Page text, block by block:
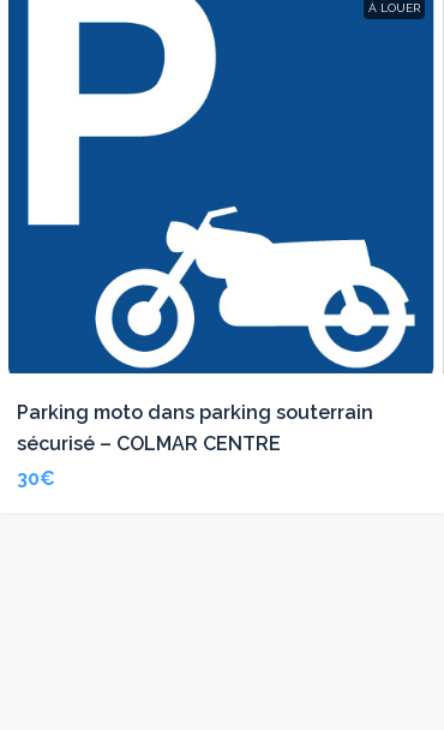
À LOUER
Parking moto dans parking souterrain
sécurisé – COLMAR CENTRE
30€